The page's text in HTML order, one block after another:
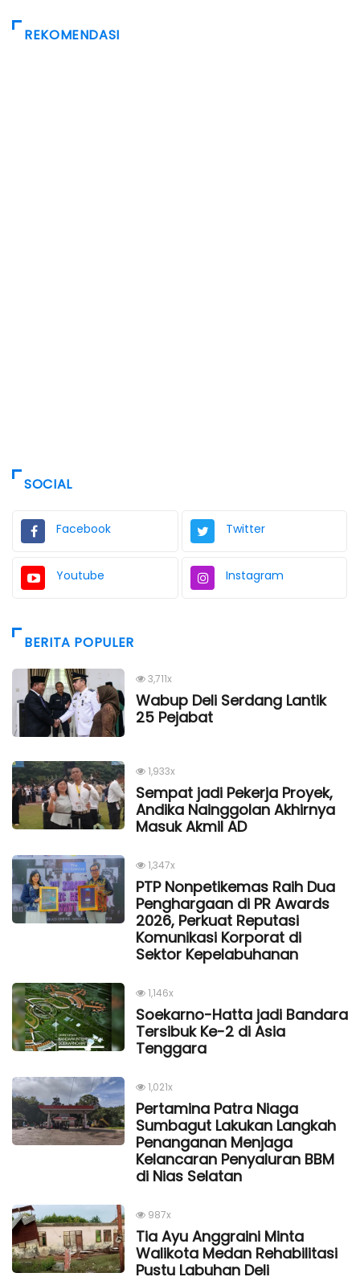
REKOMENDASI
SOCIAL
Facebook Twitter
Youtube Instagram
BERITA POPULER
3,711x
Wabup Deli Serdang Lantik
25 Pejabat
1,933x
Sempat jadi Pekerja Proyek,
Andika Nainggolan Akhirnya
Masuk Akmil AD
1,347x
PTP Nonpetikemas Raih Dua
Penghargaan di PR Awards
2026, Perkuat Reputasi
Komunikasi Korporat di
Sektor Kepelabuhanan
1,146x
Soekarno-Hatta jadi Bandara
Tersibuk Ke-2 di Asia
Tenggara
1,021x
Pertamina Patra Niaga
Sumbagut Lakukan Langkah
Penanganan Menjaga
Kelancaran Penyaluran BBM
di Nias Selatan
987x
Tia Ayu Anggraini Minta
Walikota Medan Rehabilitasi
Pustu Labuhan Deli